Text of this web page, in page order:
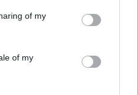
behaviour. You may click to
and its third-party tags to
purposes in below Google
of my
of my